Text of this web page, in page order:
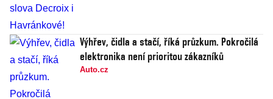
Výhřev, čidla a stačí, říká průzkum. Pokročilá
elektronika není prioritou zákazníků
Auto.cz